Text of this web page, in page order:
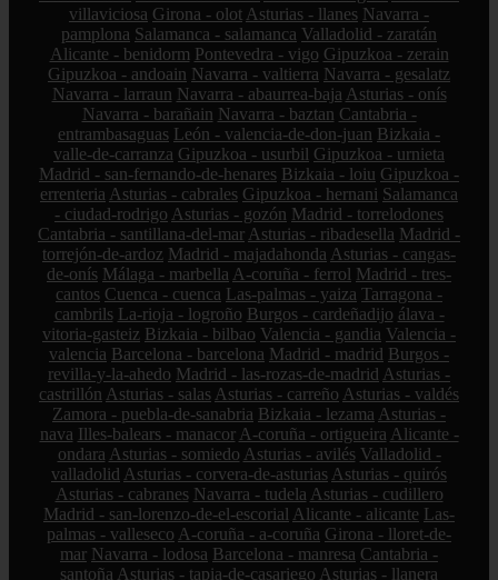
villaviciosa Girona - olot Asturias - llanes Navarra -
pamplona Salamanca - salamanca Valladolid - zaratán
Alicante - benidorm Pontevedra - vigo Gipuzkoa - zerain
Gipuzkoa - andoain Navarra - valtierra Navarra - gesalatz
Navarra - larraun Navarra - abaurrea-baja Asturias - onís
Navarra - barañain Navarra - baztan Cantabria -
entrambasaguas León - valencia-de-don-juan Bizkaia -
valle-de-carranza Gipuzkoa - usurbil Gipuzkoa - urnieta
Madrid - san-fernando-de-henares Bizkaia - loiu Gipuzkoa -
errenteria Asturias - cabrales Gipuzkoa - hernani Salamanca
- ciudad-rodrigo Asturias - gozón Madrid - torrelodones
Cantabria - santillana-del-mar Asturias - ribadesella Madrid -
torrejón-de-ardoz Madrid - majadahonda Asturias - cangas-
de-onís Málaga - marbella A-coruña - ferrol Madrid - tres-
cantos Cuenca - cuenca Las-palmas - yaiza Tarragona -
cambrils La-rioja - logroño Burgos - cardeñadijo álava -
vitoria-gasteiz Bizkaia - bilbao Valencia - gandia Valencia -
valencia Barcelona - barcelona Madrid - madrid Burgos -
revilla-y-la-ahedo Madrid - las-rozas-de-madrid Asturias -
castrillón Asturias - salas Asturias - carreño Asturias - valdés
Zamora - puebla-de-sanabria Bizkaia - lezama Asturias -
nava Illes-balears - manacor A-coruña - ortigueira Alicante -
ondara Asturias - somiedo Asturias - avilés Valladolid -
valladolid Asturias - corvera-de-asturias Asturias - quirós
Asturias - cabranes Navarra - tudela Asturias - cudillero
Madrid - san-lorenzo-de-el-escorial Alicante - alicante Las-
palmas - valleseco A-coruña - a-coruña Girona - lloret-de-
mar Navarra - lodosa Barcelona - manresa Cantabria -
santoña Asturias - tapia-de-casariego Asturias - llanera